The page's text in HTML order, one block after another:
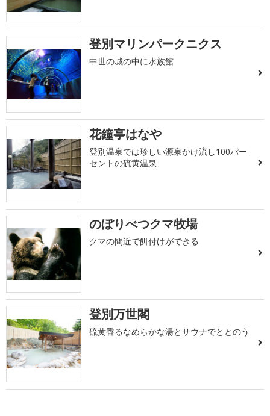
登別マリンパークニクス
中世の城の中に水族館
花鐘亭はなや
登別温泉では珍しい源泉かけ流し100パー
セントの硫黄温泉
のぼりべつクマ牧場
クマの間近で餌付けができる
登別万世閣
硫黄香るなめらかな湯とサウナでととのう